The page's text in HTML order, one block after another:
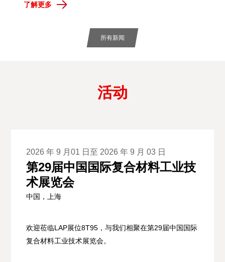
了解更多
所有新闻
活动
2026 年 9 月01 日至 2026 年 9 月 03 日
第29届中国国际复合材料工业技
术展览会
中国，上海
欢迎莅临LAP展位8T95，与我们相聚在第29届中国国际
复合材料工业技术展览会。